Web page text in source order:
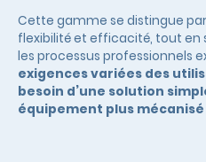
Cette gamme se distingue
flexibilité et efficacité, tout en
les processus professionnels
exigences variées des
besoin d’une solution
équipement plus